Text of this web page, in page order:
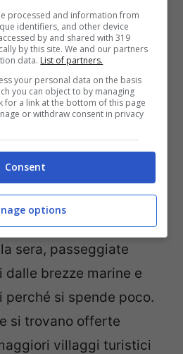
le spiagge più
Inoltre i prezzi
e avrete a
arte, cultura e
senza spendere
: perfetta in ogni
va detto, questa
Godetevi una
sera, passeggiate
dalle brezze marine e
perché si spende poco.
si trovano offerte
villaggi turistici
processed and information from
identifiers, and other device
by and shared with 319
by this site. We and our partners
data. List of partners.
your personal data on the basis
you can object to by managing
for a link at the bottom of this page
or withdraw consent in privacy
Consent
options